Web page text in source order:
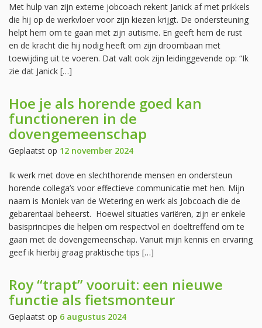
Met hulp van zijn externe jobcoach rekent Janick af met prikkels
die hij op de werkvloer voor zijn kiezen krijgt. De ondersteuning
helpt hem om te gaan met zijn autisme. En geeft hem de rust
en de kracht die hij nodig heeft om zijn droombaan met
toewijding uit te voeren. Dat valt ook zijn leidinggevende op: “Ik
zie dat Janick […]
Hoe je als horende goed kan
functioneren in de
dovengemeenschap
Geplaatst op 12 november 2024
Ik werk met dove en slechthorende mensen en ondersteun
horende collega’s voor effectieve communicatie met hen. Mijn
naam is Moniek van de Wetering en werk als Jobcoach die de
gebarentaal beheerst. Hoewel situaties variëren, zijn er enkele
basisprincipes die helpen om respectvol en doeltreffend om te
gaan met de dovengemeenschap. Vanuit mijn kennis en ervaring
geef ik hierbij graag praktische tips […]
Roy “trapt” vooruit: een nieuwe
functie als fietsmonteur
Geplaatst op 6 augustus 2024